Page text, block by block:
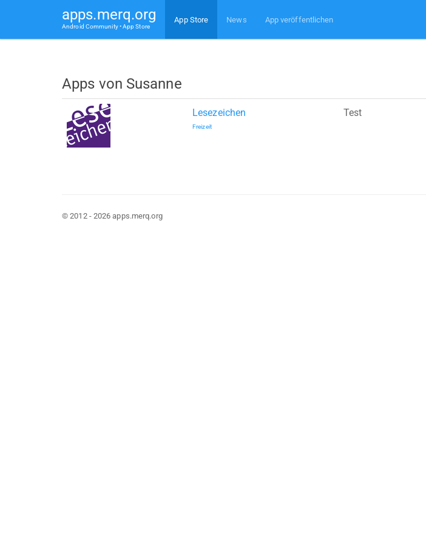
apps.merq.org
Android Community • App Store
App Store News App veröffentlichen
Apps von Susanne
Lesezeichen
Freizeit
Test
© 2012 - 2026 apps.merq.org